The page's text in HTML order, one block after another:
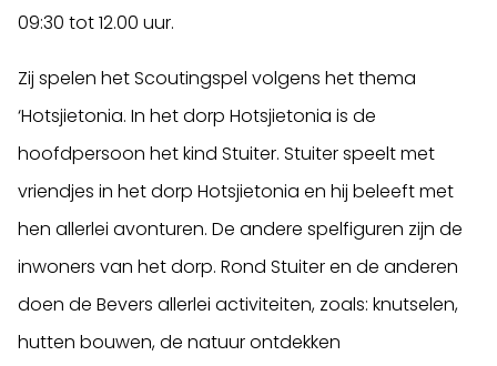
09:30 tot 12.00 uur.
Zij spelen het Scoutingspel volgens het thema
‘Hotsjietonia. In het dorp Hotsjietonia is de
hoofdpersoon het kind Stuiter. Stuiter speelt met
vriendjes in het dorp Hotsjietonia en hij beleeft met
hen allerlei avonturen. De andere spelfiguren zijn de
inwoners van het dorp. Rond Stuiter en de anderen
doen de Bevers allerlei activiteiten, zoals: knutselen,
hutten bouwen, de natuur ontdekken